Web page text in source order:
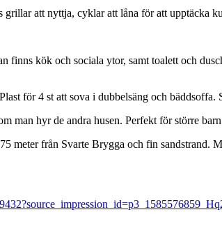
att nyttja, cyklar att låna för att upptäcka
kök och sociala ytor, samt toalett och
för 4 st att sova i dubbelsäng och bäddsoffa.
man hyr de andra husen. Perfekt för större
meter från Svarte Brygga och fin sandstrand.